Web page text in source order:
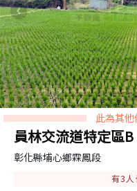
此為其
員林交流道特定區B
彰化縣埔心鄉霖鳳段
有3